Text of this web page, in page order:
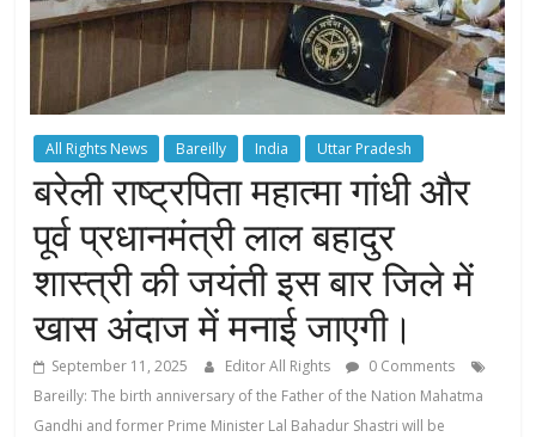
All Rights News Bareilly India Uttar Pradesh
बरेली राष्ट्रपिता महात्मा गांधी और
पूर्व प्रधानमंत्री लाल बहादुर
शास्त्री की जयंती इस बार जिले में
खास अंदाज में मनाई जाएगी।
September 11, 2025 Editor All Rights
0 Comments
Bareilly: The birth anniversary of the Father of the Nation Mahatma
Gandhi and former Prime Minister Lal Bahadur Shastri will be